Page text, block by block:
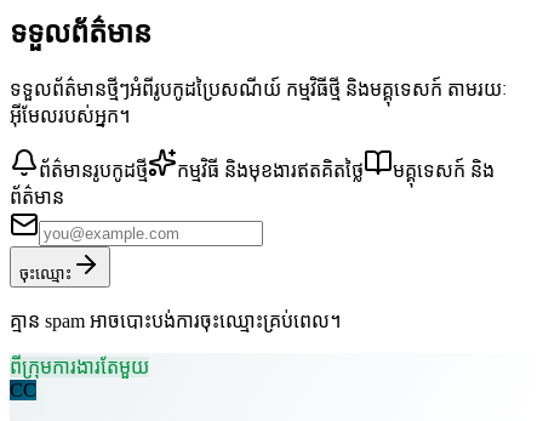
ទទួលព័ត៌មាន
ទទួលព័ត៌មានថ្មីៗអំពីរូបកូដប្រៃសណីយ៍ កម្មវិធីថ្មី និងមគ្គុទេសក៍ តាមរយៈ
អ៊ីមែលរបស់អ្នក។
ព័ត៌មានរូបកូដថ្មី កម្មវិធី និងមុខងារឥតគិតថ្លៃ
មគ្គុទេសក៍ និង
ព័ត៌មាន
ចុះឈ្មោះ
គ្មាន spam អាចបោះបង់ការចុះឈ្មោះគ្រប់ពេល។
ពីក្រុមការងារតែមួយ
CC